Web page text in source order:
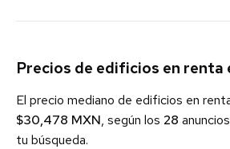
Precios de edificios en renta
El precio mediano de edificios en
$30,478 MXN, según los 28
tu búsqueda.